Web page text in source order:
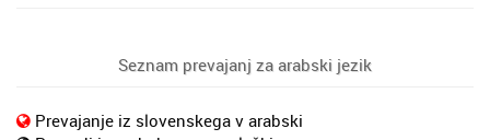
Seznam prevajanj za arabski jezik
Prevajanje iz slovenskega v arabski